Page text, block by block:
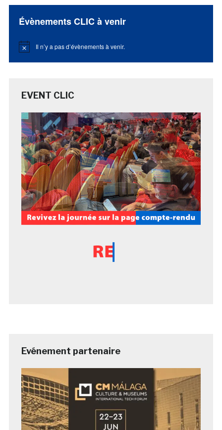
Évènements CLIC à venir
Notice Il n’y a pas d’évènements à venir.
EVENT CLIC
Evénement partenaire